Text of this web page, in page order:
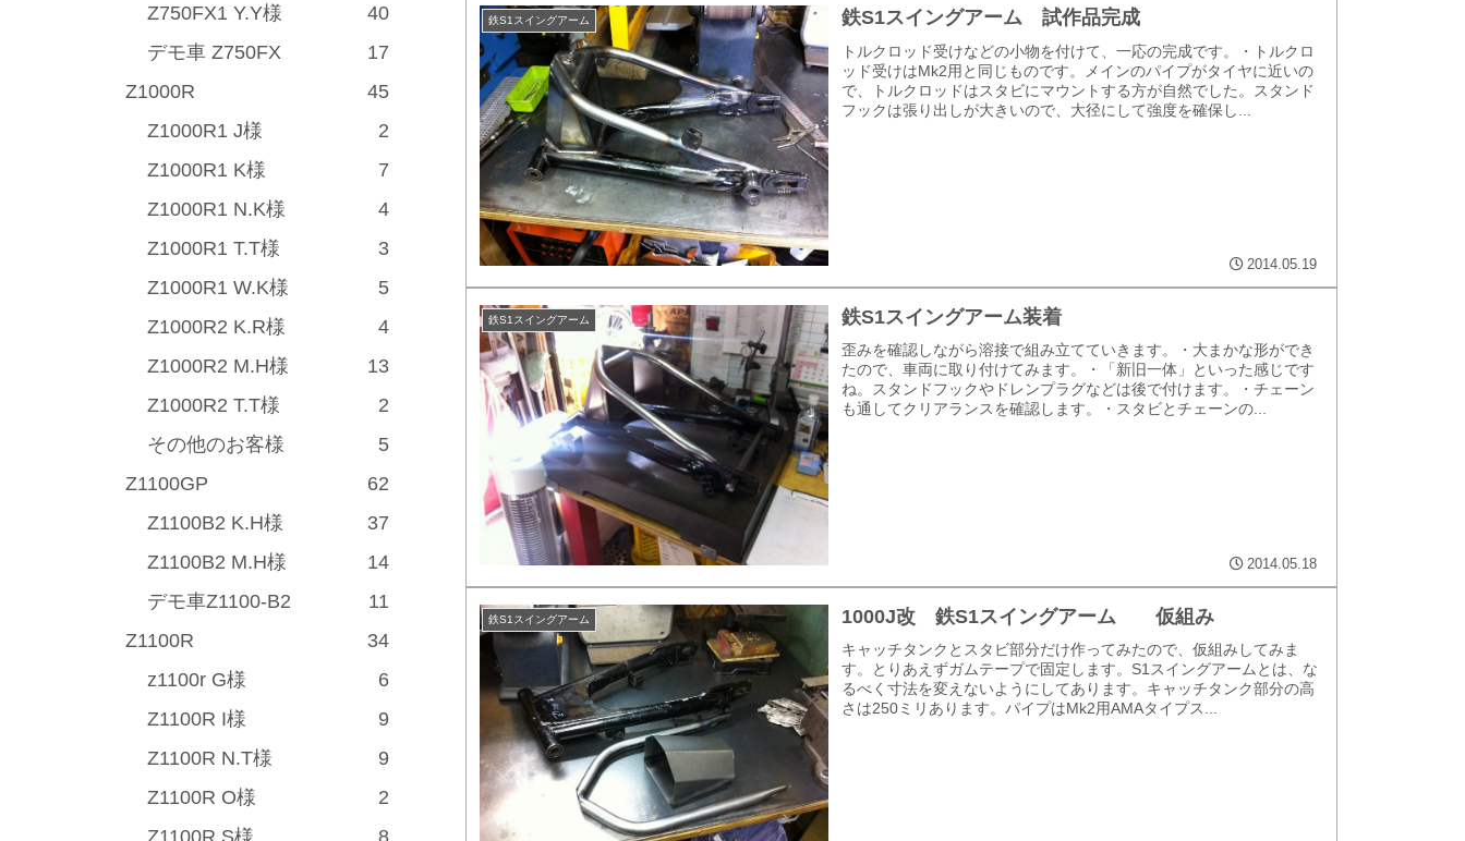
鉄S1スイングアーム 鉄S1スイングアーム 試作品完成
トルクロッド受けなどの小物を付けて、一応の完成です。・トルクロ
ッド受けはMk2用と同じものです。メインのパイプがタイヤに近いの
で、トルクロッドはスタビにマウントする方が自然でした。スタンド
フックは張り出しが大きいので、大径にして強度を確保し...
2014.05.19
鉄S1スイングアーム 鉄S1スイングアーム装着
歪みを確認しながら溶接で組み立てていきます。・大まかな形ができ
たので、車両に取り付けてみます。・「新旧一体」といった感じです
ね。スタンドフックやドレンプラグなどは後で付けます。・チェーン
も通してクリアランスを確認します。・スタビとチェーンの...
2014.05.18
鉄S1スイングアーム 1000J改 鉄S1スイングアーム 仮組み
キャッチタンクとスタビ部分だけ作ってみたので、仮組みしてみま
す。とりあえずガムテープで固定します。S1スイングアームとは、な
るべく寸法を変えないようにしてあります。キャッチタンク部分の高
さは250ミリあります。パイプはMk2用AMAタイプス...
Z750FX1 Y.Y様
40
デモ車 Z750FX
17
Z1000R
45
Z1000R1 J様
2
Z1000R1 K様
7
Z1000R1 N.K様
4
Z1000R1 T.T様
3
Z1000R1 W.K様
5
Z1000R2 K.R様
4
Z1000R2 M.H様
13
Z1000R2 T.T様
2
その他のお客様
5
Z1100GP
62
Z1100B2 K.H様
37
Z1100B2 M.H様
14
デモ車Z1100-B2
11
Z1100R
34
z1100r G様
6
Z1100R I様
9
Z1100R N.T様
9
Z1100R O様
2
Z1100R S様
8